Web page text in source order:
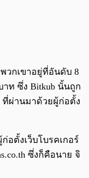
วกเขาอยู่ที่อันดับ 8
าท ซึ่ง Bitkub นั้นถูก
ที่ผ่านมาด้วยผู้ก่อตั้ง
อตั้งเว็บโบรคเกอร์
ซึ่งก็คือนาย จิ